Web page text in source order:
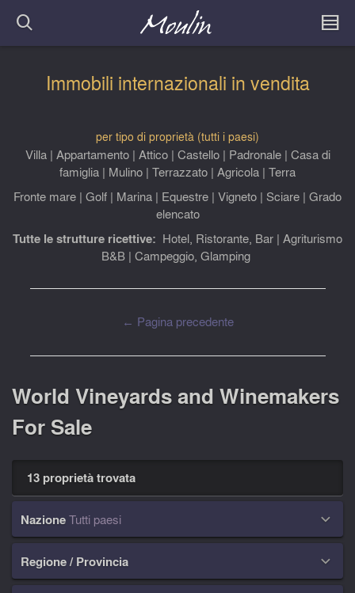
Immobili internazionali in vendita
per tipo di proprietà (tutti i paesi)
Villa| Appartamento| Attico| Castello| Padronale| Casa di
famiglia | Mulino | Terrazzato | Agricola | Terra
Fronte mare | Golf | Marina | Equestre | Vigneto | Sciare | Grado
elencato
Tutte le strutture ricettive: Hotel, Ristorante, Bar | Agriturismo
B&B | Campeggio, Glamping
← Pagina precedente
World Vineyards and Winemakers
For Sale
13 proprietà trovata
NazioneTutti paesi 
Regione / Provincia 